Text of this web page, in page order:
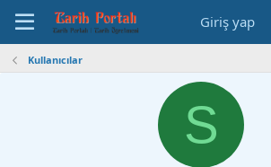
Giriş yap
Kullanıcılar
S